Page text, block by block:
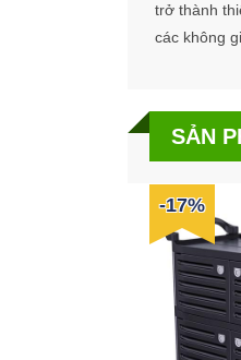
trở thành
các không
SẢN
-17%